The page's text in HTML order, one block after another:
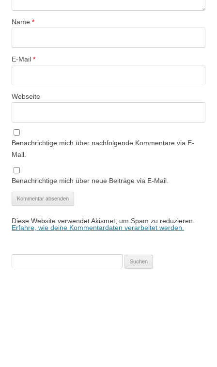
Name *
E-Mail *
Webseite
Benachrichtige mich über nachfolgende Kommentare via E-
Mail.
Benachrichtige mich über neue Beiträge via E-Mail.
Diese Website verwendet Akismet, um Spam zu reduzieren.
Erfahre, wie deine Kommentardaten verarbeitet werden.